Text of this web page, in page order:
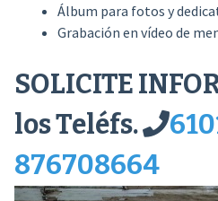
Álbum para fotos y
Grabación en vídeo de
SOLICITE
los Teléfs.
876708664